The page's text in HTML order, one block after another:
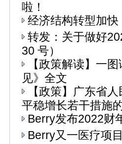
啦！
经济结构转型加
转发：关于做好
30 号）
【政策解读】一
见》全文
【政策】广东省
平稳增长若干措施
Berry发布2022财
Berry又一医疗项